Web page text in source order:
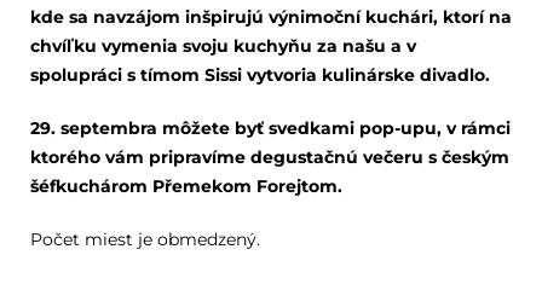
kde sa navzájom inšpirujú výnimoční kuchári, ktorí na
chvíľku vymenia svoju kuchyňu za našu a v
spolupráci s tímom Sissi vytvoria kulinárske divadlo.
29. septembra môžete byť svedkami pop-upu, v rámci
ktorého vám pripravíme degustačnú večeru s českým
šéfkuchárom Přemekom Forejtom.
Počet miest je obmedzený.